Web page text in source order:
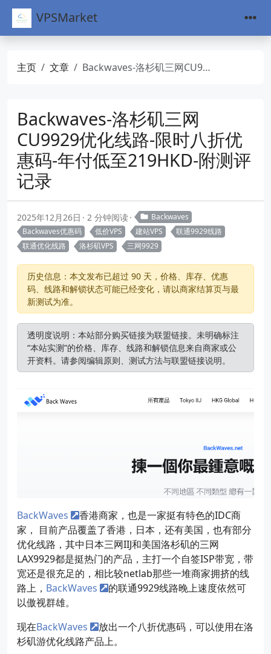
VPSMarket
主页 文章 Backwaves-洛杉矶三网CU9929优化线路-限时八折优惠码-年付低至219HKD-附测评记录
Backwaves-洛杉矶三网
CU9929优化线路-限时八折优
惠码-年付低至219HKD-附测评
记录
2025年12月26日 2 分钟阅读
Backwaves
Backwaves优惠码
低价VPS 建站VPS
联通9929线路
联通优化线路
洛杉矶VPS 三网9929
历史信息：本文发布已超过 90 天，价格、库存、优惠
码、线路和解锁状态可能已经变化，请以商家结算页与最
新测试为准。
透明度说明：本站部分购买链接为联盟链接。未明确标注
“本站实测”的价格、库存、线路和解锁信息来自商家或公
开资料。请参阅编辑原则、 测试方法与联盟链接说明。
BackWaves
香港商家，也是一家挺有特色的IDC商
家， 目前产品覆盖了香港，日本，还有美国，也有部分
优化线路，其中日本三网IIJ和美国洛杉矶的三网
LAX9929都是挺热门的产品，主打一个自签ISP带宽，带
宽还是很充足的，相比较netlab那些一堆商家拥挤的线
路上， BackWaves
的联通9929线路晚上速度依然可
以傲视群雄。
现在BackWaves
放出一个八折优惠码，可以使用在洛
杉矶游优化线路产品上。